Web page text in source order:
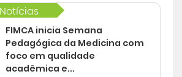
Notícias
FIMCA inicia Semana
Pedagógica da Medicina com
foco em qualidade
acadêmica e...